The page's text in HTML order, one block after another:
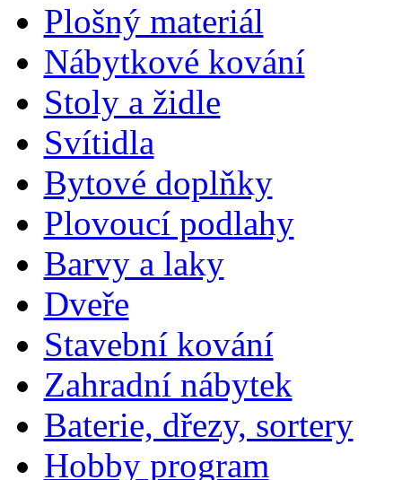
Plošný materiál
Nábytkové kování
Stoly a židle
Svítidla
Bytové doplňky
Plovoucí podlahy
Barvy a laky
Dveře
Stavební kování
Zahradní nábytek
Baterie, dřezy, sortery
Hobby program